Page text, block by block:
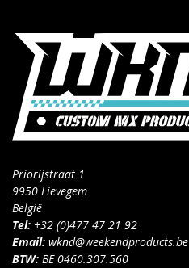
Priorijstraat 1
9950 Lievegem
België
Tel: +32 (0)477 47 21 92
Email: wknd@weekendproducts.be
BTW: BE 0460.307.560